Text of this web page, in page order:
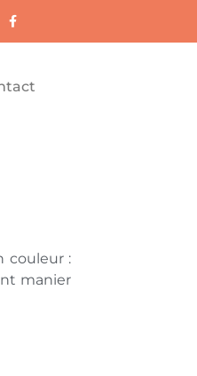
couleur :
manier